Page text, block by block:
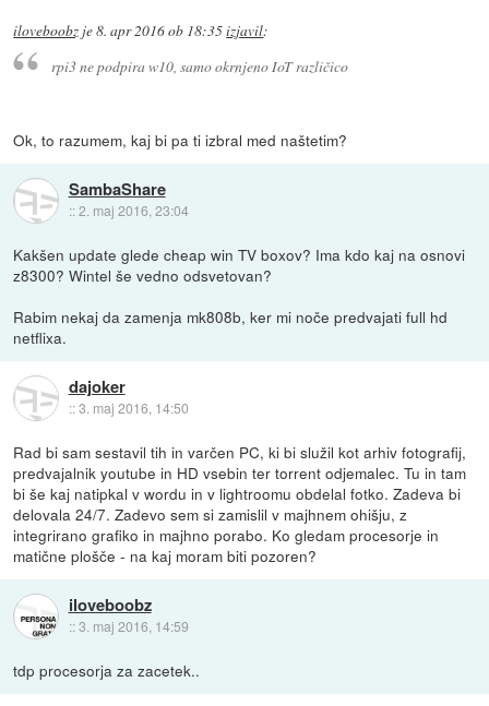
iloveboobz je8. apr 2016 ob 18:35izjavil:
rpi3 ne podpira w10, samo okrnjeno IoT različico
Ok, to razumem, kaj bi pa ti izbral med naštetim?
SambaShare
::2. maj 2016, 23:04
Kakšen update glede cheap win TV boxov? Ima kdo kaj na osnovi
z8300? Wintel še vedno odsvetovan?
Rabim nekaj da zamenja mk808b, ker mi noče predvajati full hd
netflixa.
dajoker
::3. maj 2016, 14:50
Rad bi sam sestavil tih in varčen PC, ki bi služil kot arhiv fotografij,
predvajalnik youtube in HD vsebin ter torrent odjemalec. Tu in tam
bi še kaj natipkal v wordu in v lightroomu obdelal fotko. Zadeva bi
delovala 24/7. Zadevo sem si zamislil v majhnem ohišju, z
integrirano grafiko in majhno porabo. Ko gledam procesorje in
matične plošče - na kaj moram biti pozoren?
iloveboobz
::3. maj 2016, 14:59
tdp procesorja za zacetek..